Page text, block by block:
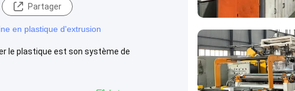
Partager
en plastique d'extrusion
le plastique est son système de